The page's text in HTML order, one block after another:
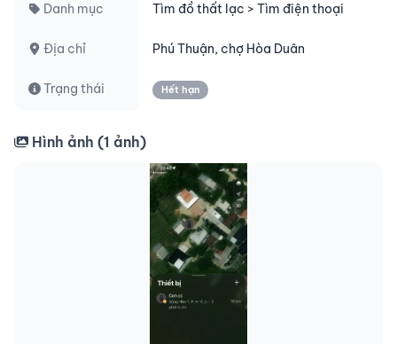
Danh mục Tìm đồ thất lạc > Tìm điện thoại
Địa chỉ Phú Thuận, chợ Hòa Duân
Trạng thái Hết hạn
Hình ảnh (1 ảnh)